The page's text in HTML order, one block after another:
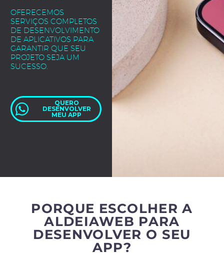
OFERECEMOS
SERVIÇOS COMPLETOS
DE DESENVOLVIMENTO
DE APLICATIVOS PARA
GARANTIR QUE SEU
PROJETO SEJA UM
SUCESSO.
QUERO
DESENVOLVER
MEU APP
PORQUE ESCOLHER A
ALDEIAWEB PARA
DESENVOLVER O SEU
APP?